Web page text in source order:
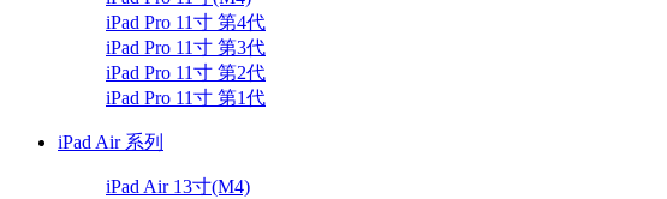
iPad Pro 11寸 第4代
iPad Pro 11寸 第3代
iPad Pro 11寸 第2代
iPad Pro 11寸 第1代
iPad Air 系列
iPad Air 13寸(M4)